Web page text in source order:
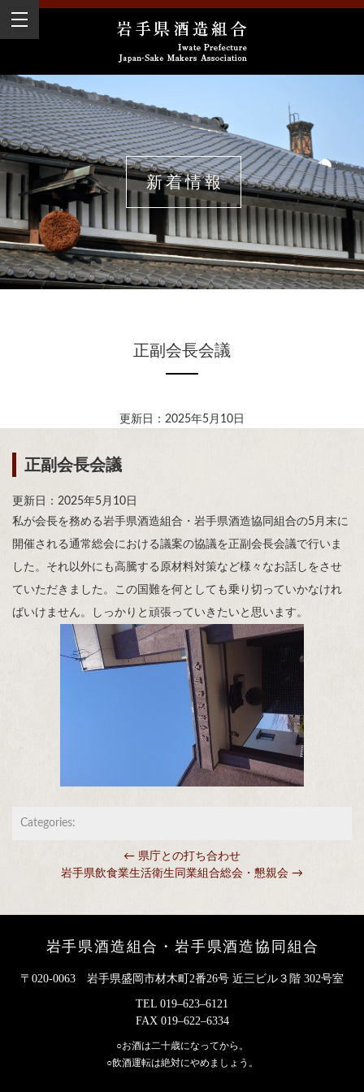
新着情報
正副会長会議
更新日：2025年5月10日
正副会長会議
更新日：2025年5月10日
私が会長を務める岩手県酒造組合・岩手県酒造協同組合の5月末に
開催される通常総会における議案の協議を正副会長会議で行いま
した。それ以外にも高騰する原材料対策など様々なお話しをさせ
ていただきました。この国難を何としても乗り切っていかなけれ
ばいけません。しっかりと頑張っていきたいと思います。
Categories:
投稿ナビゲーション
← 県庁との打ち合わせ
岩手県飲食業生活衛生同業組合総会・懇親会 →
岩手県酒造組合・岩手県酒造協同組合
〒020-0063 岩手県盛岡市材木町2番26号 近三ビル３階 302号室
TEL 019–623–6121
FAX 019–622–6334
○お酒は二十歳になってから。
○飲酒運転は絶対にやめましょう。